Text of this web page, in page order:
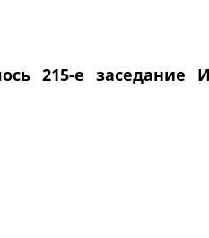
215-е заседание